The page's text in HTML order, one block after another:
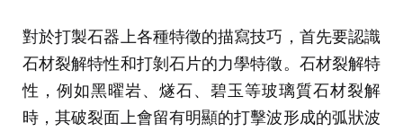
對於打製石器上各種特徵的描寫技巧，首先要認識
石材裂解特性和打剝石片的力學特徵。石材裂解特
性，例如黑曜岩、燧石、碧玉等玻璃質石材裂解
時，其破裂面上會留有明顯的打擊波形成的弧狀波